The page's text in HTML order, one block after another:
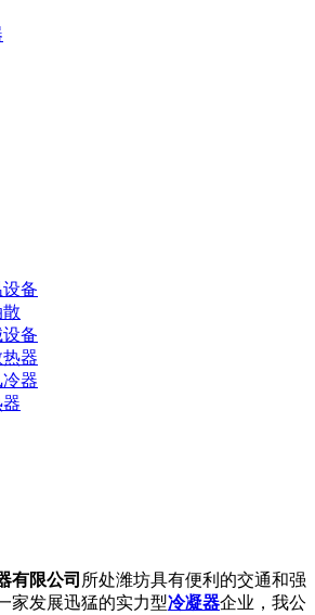
备
备
器
器
有限公司 所处潍坊具有便利的交通和强
家发展迅猛的实力型冷凝器企业，我公